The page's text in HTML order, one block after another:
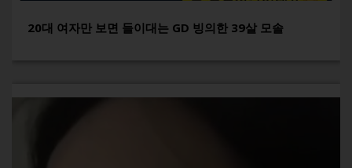
20대 여자만 보면 들이대는 GD 빙의한 39살 모솔